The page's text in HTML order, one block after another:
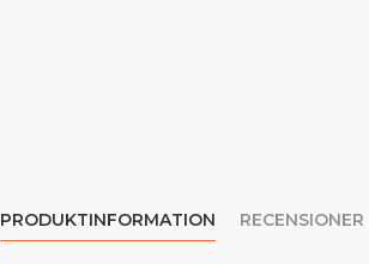
PRODUKTINFORMATION RECENSIONER